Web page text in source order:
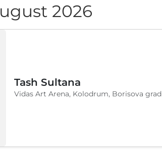
2026
Tash Sultana
Vidas Art Arena, Kolodrum, Borisova